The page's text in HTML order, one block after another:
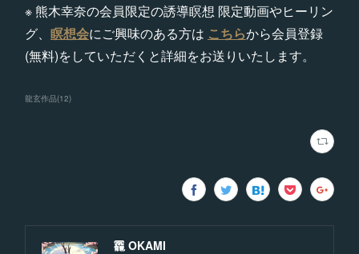
※ 熊木幸奈の会員限定の誘導瞑想 限定動画やヒーリン
グ、 瞑想会にご興味のある方は こちらから会員登録
(無料)をしていただくと詳細をお送りいたします。
龍玄作品(12)
龗 OKAMI